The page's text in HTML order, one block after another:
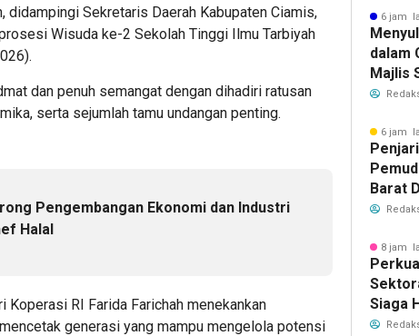
didampingi Sekretaris Daerah Kabupaten Ciamis,
Wisuda ke-2 Sekolah Tinggi Ilmu Tarbiyah
dan penuh semangat dengan dihadiri ratusan
serta sejumlah tamu undangan penting.
Pengembangan Ekonomi dan Industri
Halal
RI Farida Farichah menekankan
generasi yang mampu mengelola potensi
6 jam
dalam
Majlis
6 jam
Barat
8 jam
Siaga